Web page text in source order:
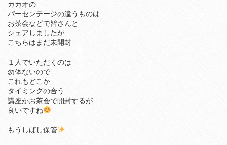
カカオの
パーセンテージの違うものは
お茶会などで皆さんと
シェアしましたが
こちらはまだ未開封
１人でいただくのは
勿体ないので
これもどこか
タイミングの合う
講座かお茶会で開封するが
良いですね
もうしばし保管